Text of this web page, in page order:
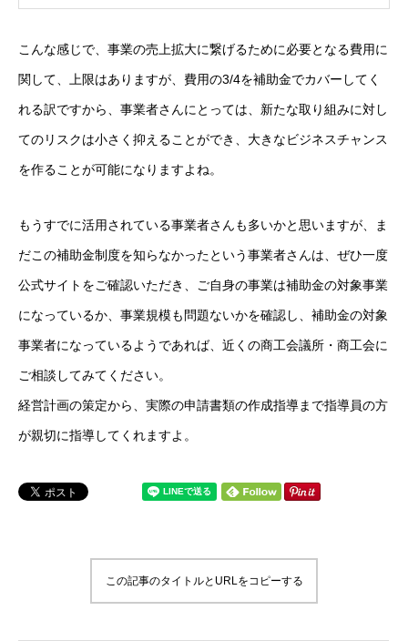
こんな感じで、事業の売上拡大に繋げるために必要となる費用に
関して、上限はありますが、費用の3/4を補助金でカバーしてく
れる訳ですから、事業者さんにとっては、新たな取り組みに対し
てのリスクは小さく抑えることができ、大きなビジネスチャンス
を作ることが可能になりますよね。
もうすでに活用されている事業者さんも多いかと思いますが、ま
だこの補助金制度を知らなかったという事業者さんは、ぜひ一度
公式サイトをご確認いただき、ご自身の事業は補助金の対象事業
になっているか、事業規模も問題ないかを確認し、補助金の対象
事業者になっているようであれば、近くの商工会議所・商工会に
ご相談してみてください。
経営計画の策定から、実際の申請書類の作成指導まで指導員の方
が親切に指導してくれますよ。
この記事のタイトルとURLをコピーする